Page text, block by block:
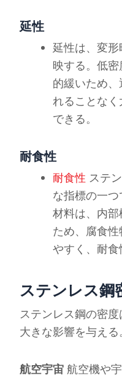
延性
延性は、変
映する。低
的緩いため
れることな
できる。
耐食性
耐食性 ステ
な指標の一
材料は、内
ため、腐食
やすく、耐食
ステンレス鋼
ステンレス鋼の密
大きな影響を与える。
航空宇宙航空機や